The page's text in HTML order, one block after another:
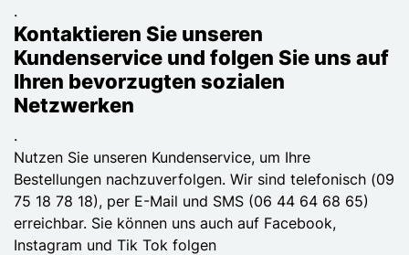
.
Kontaktieren Sie unseren
Kundenservice und folgen Sie uns auf
Ihren bevorzugten sozialen
Netzwerken
.
Nutzen Sie unseren Kundenservice, um Ihre
Bestellungen nachzuverfolgen. Wir sind telefonisch (09
75 18 78 18), per E-Mail und SMS (06 44 64 68 65)
erreichbar. Sie können uns auch auf Facebook,
Instagram und Tik Tok folgen